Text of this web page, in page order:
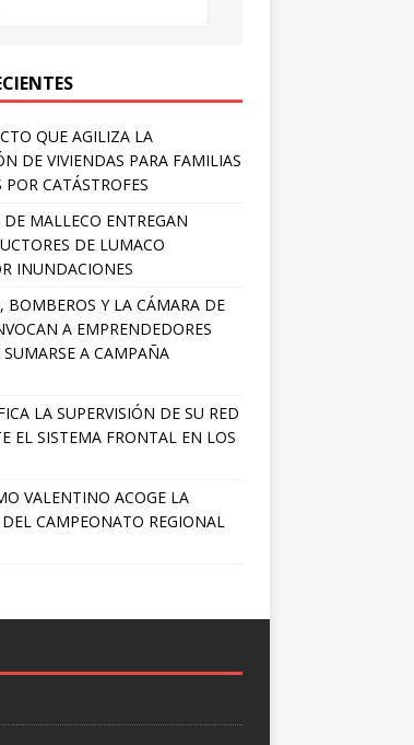
QUE AGILIZA LA
DE VIVIENDAS PARA FAMILIAS
CATÁSTROFES
DE MALLECO ENTREGAN
DE LUMACO
INUNDACIONES
BOMBEROS Y LA CÁMARA DE
A EMPRENDEDORES
A CAMPAÑA
LA SUPERVISIÓN DE SU RED
EL SISTEMA FRONTAL EN LOS
VALENTINO ACOGE LA
CAMPEONATO REGIONAL